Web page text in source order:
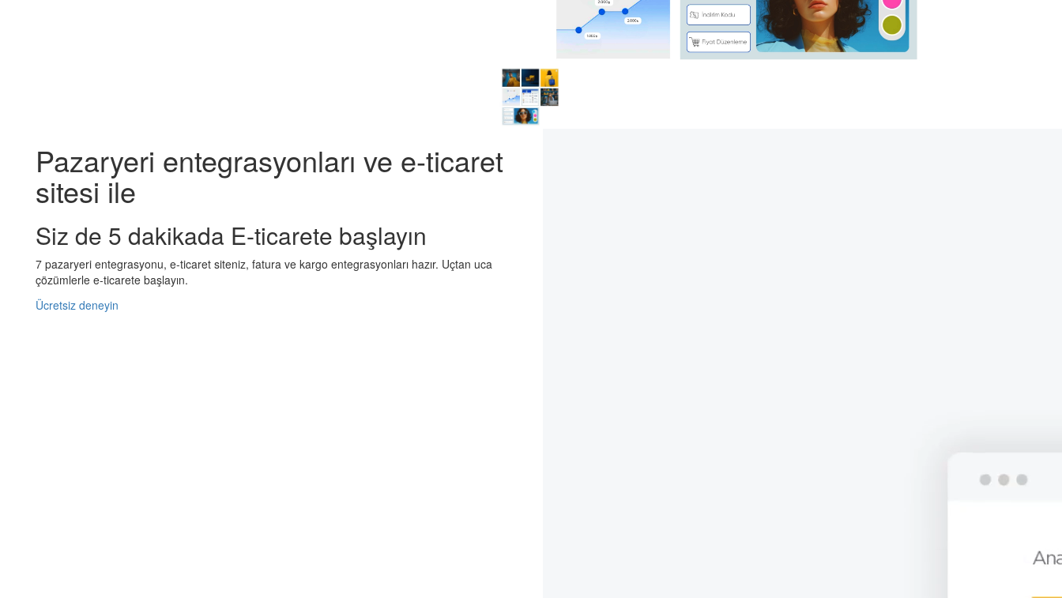
Pazaryeri entegrasyonları ve e-ticaret
sitesi ile
Siz de 5 dakikada E-ticarete başlayın
7 pazaryeri entegrasyonu, e-ticaret siteniz, fatura ve kargo entegrasyonları hazır. Uçtan uca
çözümlerle e-ticarete başlayın.
Ücretsiz deneyin